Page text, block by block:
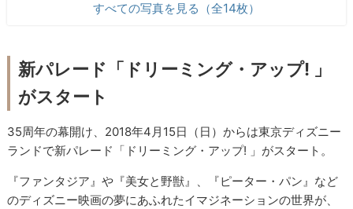
すべての写真を見る（全14枚）
新パレード「 ドリーミング・アップ! 」
がスタート
35周年の幕開け、2018年4月15日（日）からは東京ディズニー
ランドで新パレード「ドリーミング・アップ! 」がスタート。
『ファンタジア』や『美女と野獣』、『ピーター・パン』など
のディズニー映画の夢にあふれたイマジネーションの世界が、